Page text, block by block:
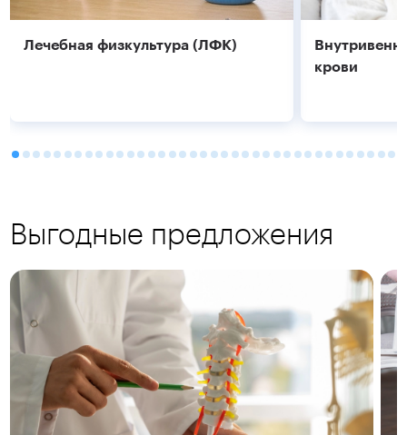
Лечебная физкультура (ЛФК)
Подробнее
крови
Подробнее
Выгодные предложения